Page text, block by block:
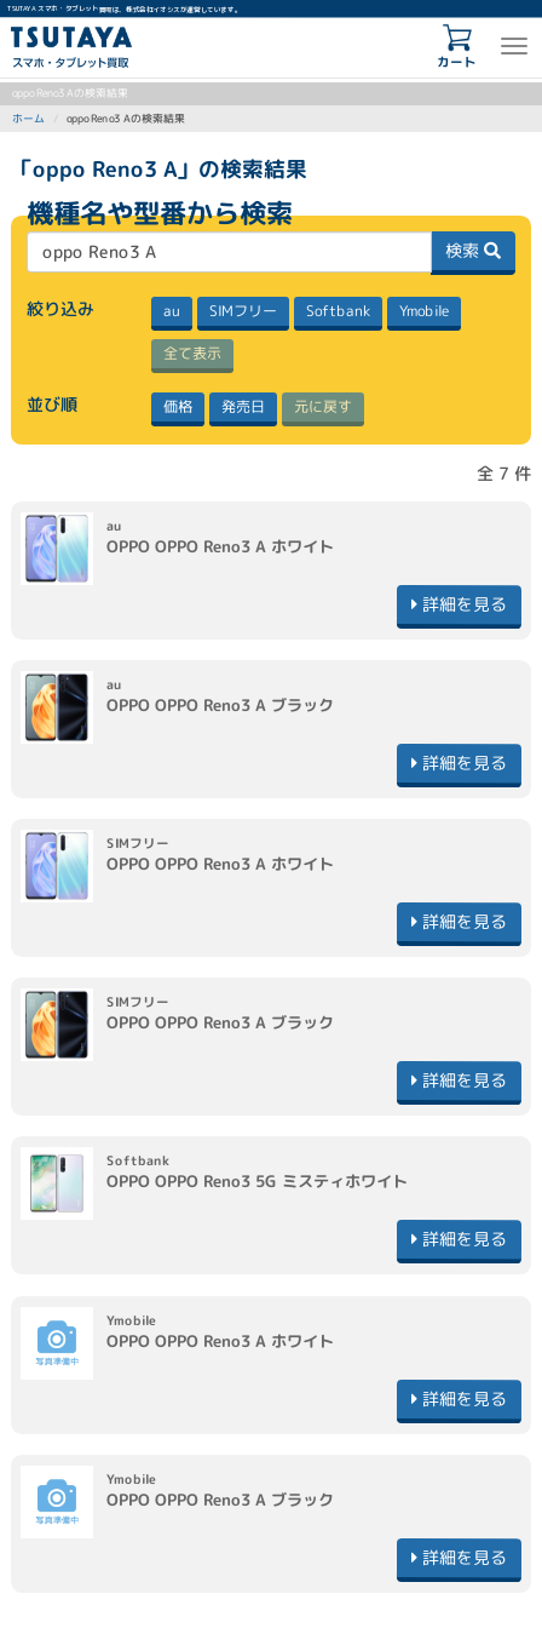
TSUTAYA スマホ・タブレット買取は、株式会社イオシスが運営しています。
カート
oppo Reno3 Aの検索結果
ホーム oppo Reno3 Aの検索結果
「oppo Reno3 A」の検索結果
機種名や型番から検索
検索
絞り込み au SIMフリー Softbank Ymobile
全て表示
並び順 価格 発売日 元に戻す
全 7 件
au
OPPO OPPO Reno3 A ホワイト
詳細を見る
au
OPPO OPPO Reno3 A ブラック
詳細を見る
SIMフリー
OPPO OPPO Reno3 A ホワイト
詳細を見る
SIMフリー
OPPO OPPO Reno3 A ブラック
詳細を見る
Softbank
OPPO OPPO Reno3 5G ミスティホワイト
詳細を見る
Ymobile
OPPO OPPO Reno3 A ホワイト
詳細を見る
Ymobile
OPPO OPPO Reno3 A ブラック
詳細を見る